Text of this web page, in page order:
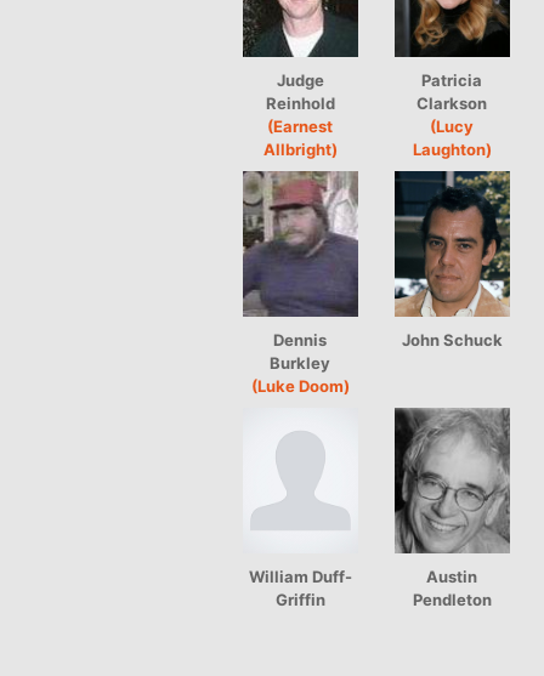
Judge
Reinhold
(Earnest
Allbright)
Patricia
Clarkson
(Lucy
Laughton)
Dennis
Burkley
(Luke Doom)
John Schuck
William Duff-
Griffin
Austin
Pendleton